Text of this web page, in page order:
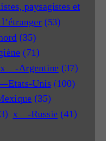
paysagistes et
(53)
(35)
(71)
x—-Argentine (37)
Etats-Unis (100)
(35)
x—-Russie (41)